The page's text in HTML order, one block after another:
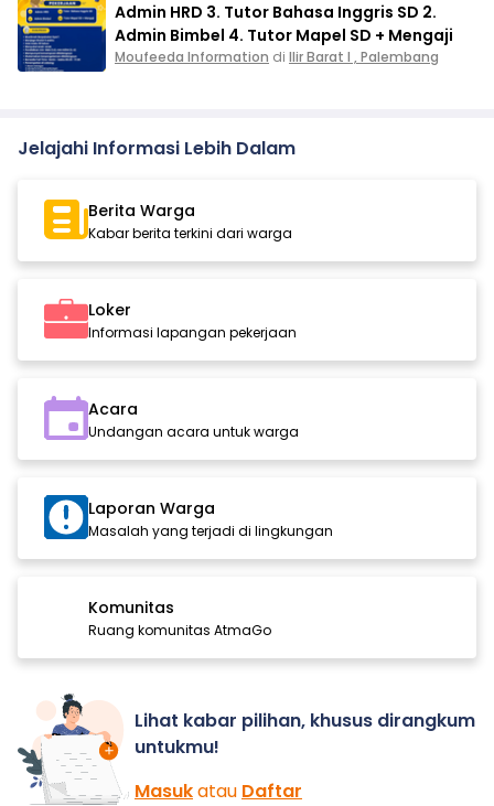
Admin HRD 3. Tutor Bahasa Inggris SD 2.
Admin Bimbel 4. Tutor Mapel SD + Mengaji
Moufeeda Information di Ilir Barat I , Palembang
Jelajahi Informasi Lebih Dalam
Berita Warga
Kabar berita terkini dari warga
Loker
Informasi lapangan pekerjaan
Acara
Undangan acara untuk warga
Laporan Warga
Masalah yang terjadi di lingkungan
Komunitas
Ruang komunitas AtmaGo
Lihat kabar pilihan, khusus dirangkum
untukmu!
Masukatau Daftar